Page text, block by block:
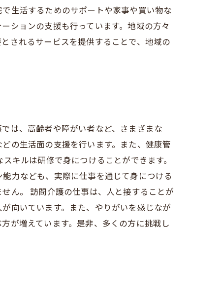
生活するためのサポートや家事や買い物な
ションの支援も行っています。地域の方々
されるサービスを提供することで、地域の
は、高齢者や障がい者など、さまざまな
の生活面の支援を行います。また、健康管
キルは研修で身につけることができます。
力なども、実際に仕事を通じて身につける
ん。 訪問介護の仕事は、人と接することが
向いています。また、やりがいを感じなが
が増えています。是非、多くの方に挑戦し